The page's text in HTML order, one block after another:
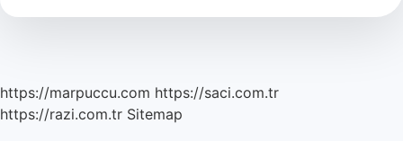
Gelir
https://marpuccu.com https://saci.com.tr
https://razi.com.tr Sitemap